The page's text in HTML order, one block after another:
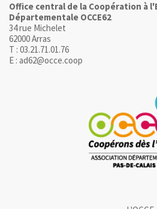
Office central de la Coopération à
Départementale OCCE62
34 rue Michelet
62000 Arras
T : 03.21.71.01.76
E : ad62@occe.coop